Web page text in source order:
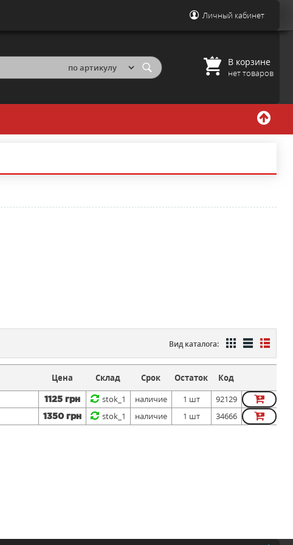
Личный кабинет
В корзине
нет товаров
Вид каталога:
Цена Склад Срок Остаток Код
1125 грн stok_1 наличие 1 шт 92129
1350 грн stok_1 наличие 1 шт 34666